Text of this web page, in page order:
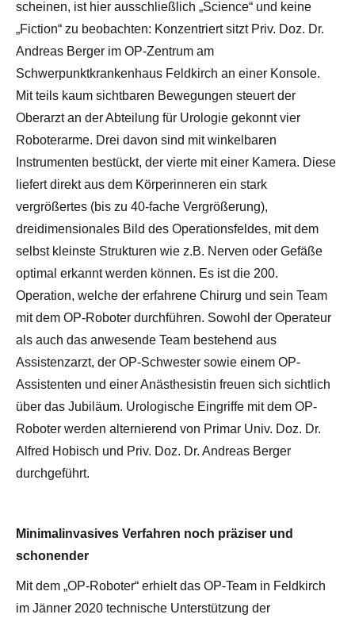
scheinen, ist hier ausschließlich „Science“ und keine
„Fiction“ zu beobachten: Konzentriert sitzt Priv. Doz. Dr.
Andreas Berger im OP-Zentrum am
Schwerpunktkrankenhaus Feldkirch an einer Konsole.
Mit teils kaum sichtbaren Bewegungen steuert der
Oberarzt an der Abteilung für Urologie gekonnt vier
Roboterarme. Drei davon sind mit winkelbaren
Instrumenten bestückt, der vierte mit einer Kamera. Diese
liefert direkt aus dem Körperinneren ein stark
vergrößertes (bis zu 40-fache Vergrößerung),
dreidimensionales Bild des Operationsfeldes, mit dem
selbst kleinste Strukturen wie z.B. Nerven oder Gefäße
optimal erkannt werden können. Es ist die 200.
Operation, welche der erfahrene Chirurg und sein Team
mit dem OP-Roboter durchführen. Sowohl der Operateur
als auch das anwesende Team bestehend aus
Assistenzarzt, der OP-Schwester sowie einem OP-
Assistenten und einer Anästhesistin freuen sich sichtlich
über das Jubiläum. Urologische Eingriffe mit dem OP-
Roboter werden alternierend von Primar Univ. Doz. Dr.
Alfred Hobisch und Priv. Doz. Dr. Andreas Berger
durchgeführt.
Minimalinvasives Verfahren noch präziser und
schonender
Mit dem „OP-Roboter“ erhielt das OP-Team in Feldkirch
im Jänner 2020 technische Unterstützung der